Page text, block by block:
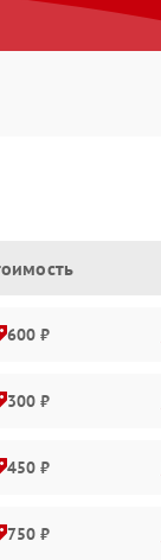
600 ₽
300 ₽
450 ₽
750 ₽